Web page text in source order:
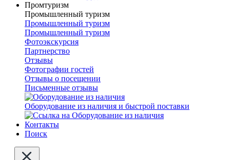
Промтуризм
Промышленный туризм
Промышленный туризм
Промышленный туризм
Фотоэкскурсия
Партнерство
Отзывы
Фотографии гостей
Отзывы о посещении
Письменные отзывы
Оборудование из наличия и быстрой поставки
Контакты
Поиск